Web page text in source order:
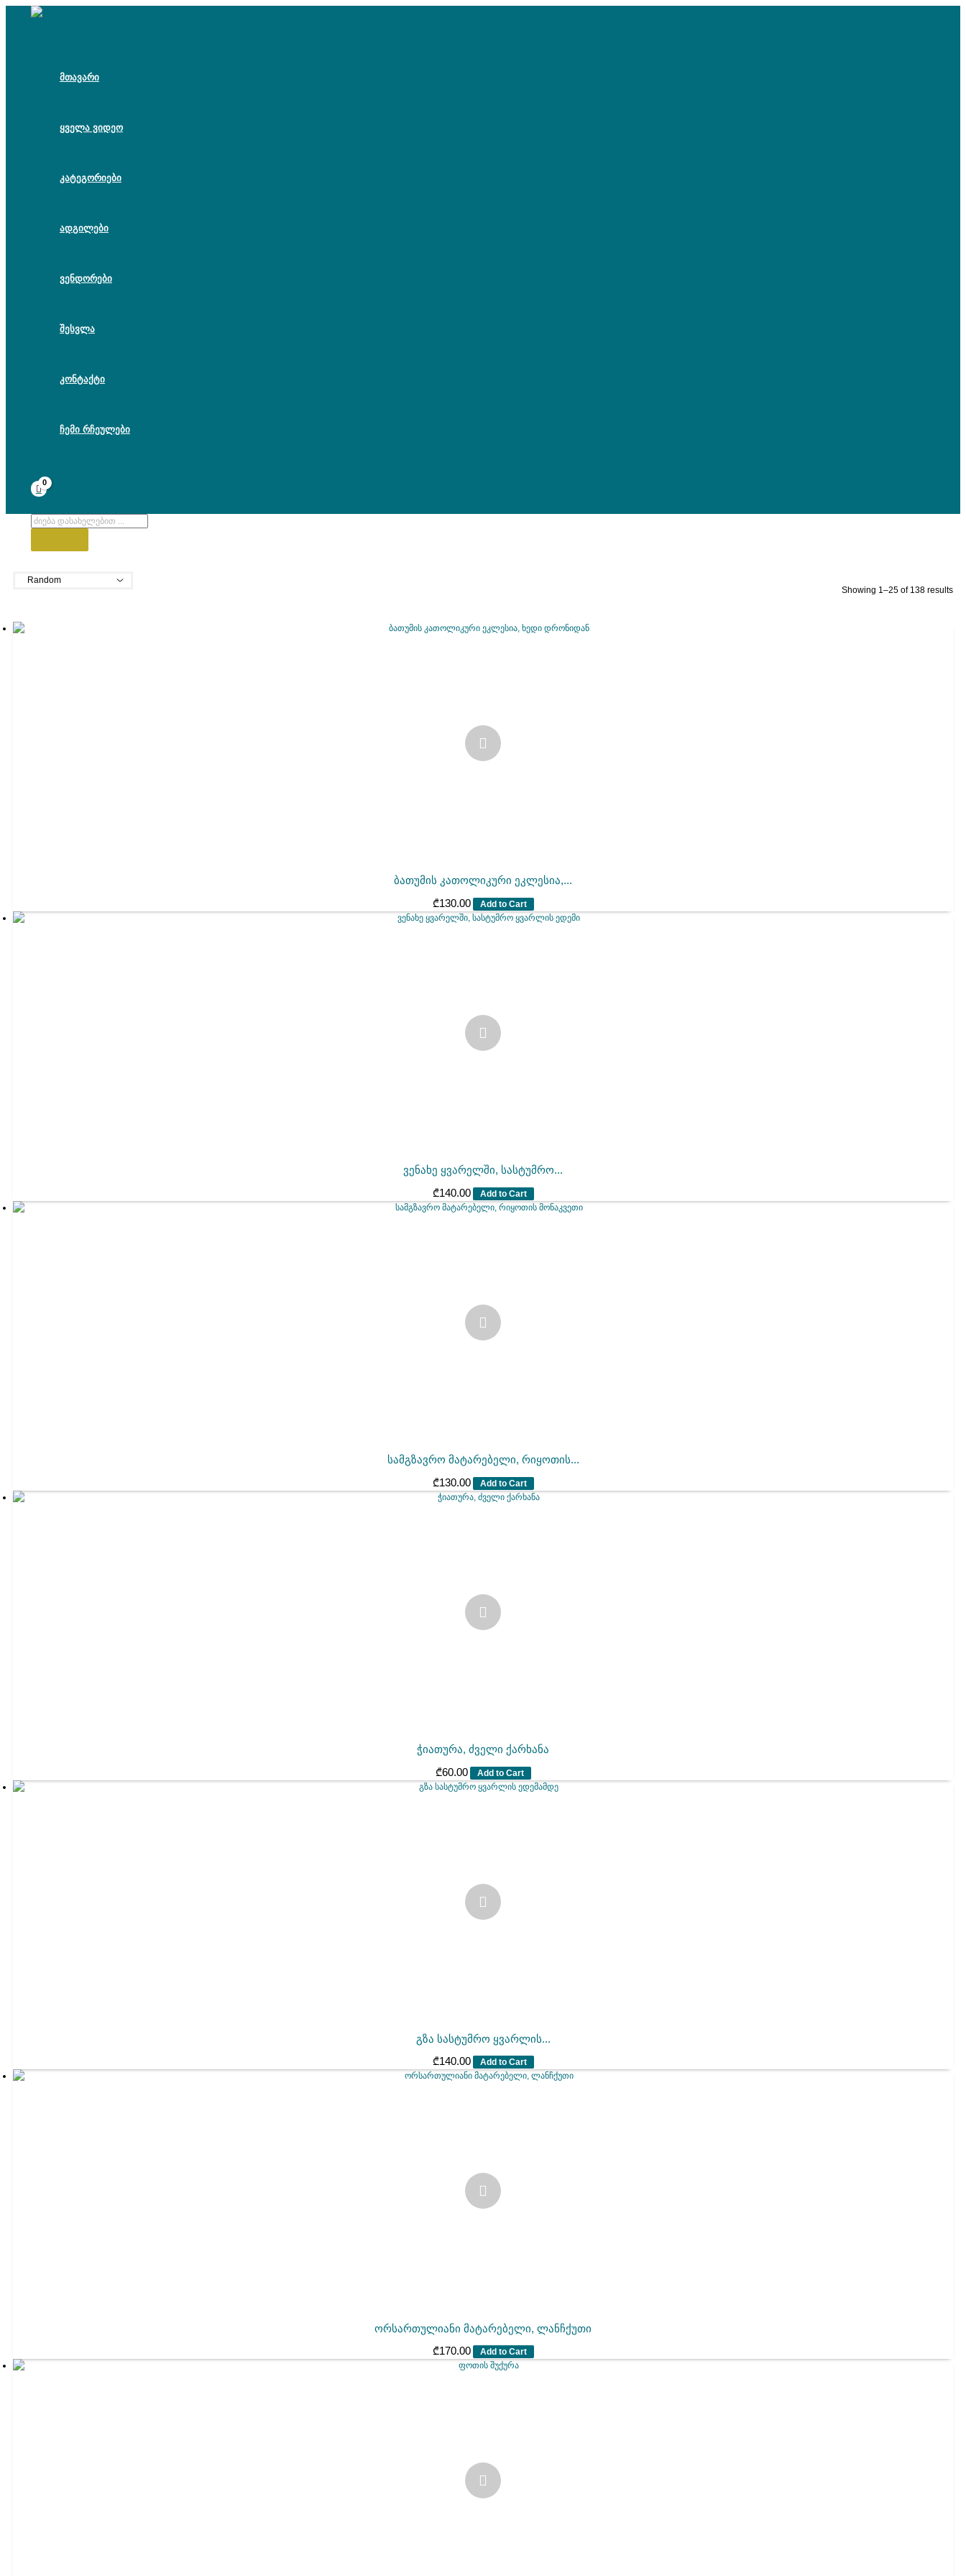
მთავარი
ყველა ვიდეო
კატეგორიები
ადგილები
ვენდორები
შესვლა
კონტაქტი
ჩემი რჩეულები
Products
Showing 1–25 of 138 results
ბათუმის კათოლიკური ეკლესია,...
₾130.00 Add to Cart
ვენახე ყვარელში, სასტუმრო...
₾140.00 Add to Cart
სამგზავრო მატარებელი, რიყოთის...
₾130.00 Add to Cart
ჭიათურა, ძველი ქარხანა
₾60.00 Add to Cart
გზა სასტუმრო ყვარლის...
₾140.00 Add to Cart
ორსართულიანი მატარებელი, ლანჩქუთი
₾170.00 Add to Cart